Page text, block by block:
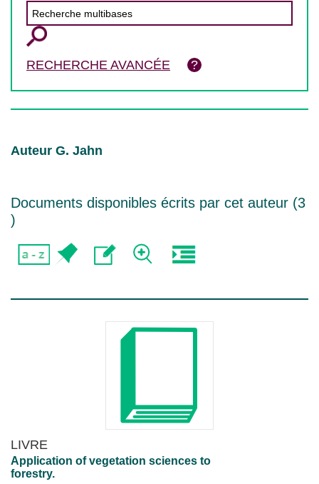
RECHERCHE AVANCÉE
Auteur G. Jahn
Documents disponibles écrits par cet auteur (3
)
LIVRE
Application of vegetation sciences to
forestry.